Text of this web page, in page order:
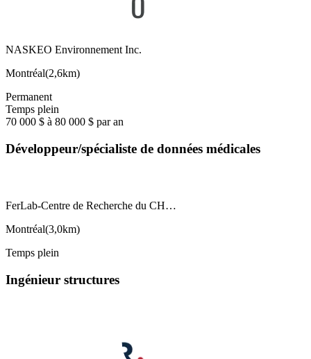
NASKEO Environnement Inc.
Montréal(2,6km)
Permanent
Temps plein
70 000 $ à 80 000 $ par an
Développeur/spécialiste de données médicales
FerLab-Centre de Recherche du CH…
Montréal(3,0km)
Temps plein
Ingénieur structures